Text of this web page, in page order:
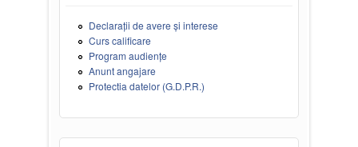
Declarații de avere și interese
Curs calificare
Program audiențe
Anunt angajare
Protectia datelor (G.D.P.R.)